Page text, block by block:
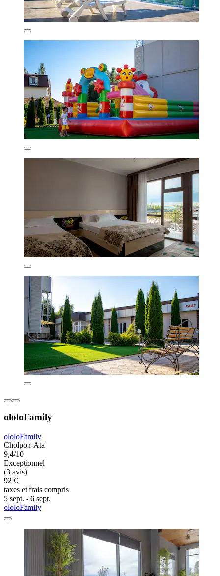
ololoFamily
ololoFamily
Cholpon-Ata
9,4/10
Exceptionnel
(3 avis)
92 €
taxes et frais compris
5 sept. - 6 sept.
ololoFamily